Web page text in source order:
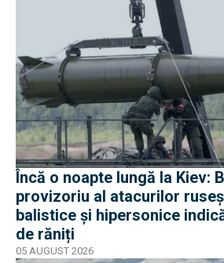
Încă o noapte lungă la Kiev:
provizoriu al atacurilor
balistice și hipersonice
de răniți
05 AUGUST 2026